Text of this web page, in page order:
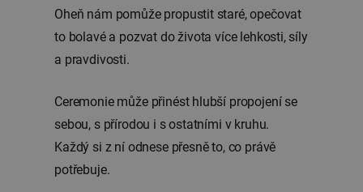
Oheň nám pomůže propustit staré, opečovat
to bolavé a pozvat do života více lehkosti, síly
a pravdivosti.
Ceremonie může přinést hlubší propojení se
sebou, s přírodou i s ostatními v kruhu.
Každý si z ní odnese přesně to, co právě
potřebuje.